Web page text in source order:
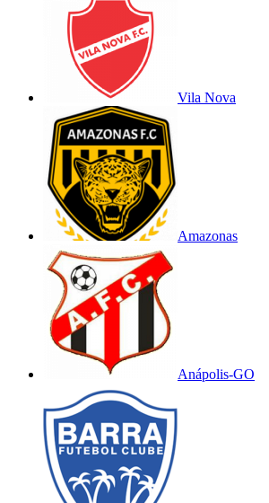
Vila Nova
Amazonas
Anápolis-GO